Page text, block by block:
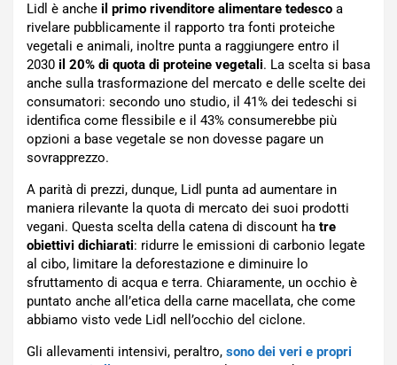
Lidl è anche il primo rivenditore alimentare tedesco a
rivelare pubblicamente il rapporto tra fonti proteiche
vegetali e animali, inoltre punta a raggiungere entro il
2030 il 20% di quota di proteine vegetali. La scelta si basa
anche sulla trasformazione del mercato e delle scelte dei
consumatori: secondo uno studio, il 41% dei tedeschi si
identifica come flessibile e il 43% consumerebbe più
opzioni a base vegetale se non dovesse pagare un
sovrapprezzo.
A parità di prezzi, dunque, Lidl punta ad aumentare in
maniera rilevante la quota di mercato dei suoi prodotti
vegani. Questa scelta della catena di discount ha tre
obiettivi dichiarati: ridurre le emissioni di carbonio legate
al cibo, limitare la deforestazione e diminuire lo
sfruttamento di acqua e terra. Chiaramente, un occhio è
puntato anche all’etica della carne macellata, che come
abbiamo visto vede Lidl nell’occhio del ciclone.
Gli allevamenti intensivi, peraltro, sono dei veri e propri